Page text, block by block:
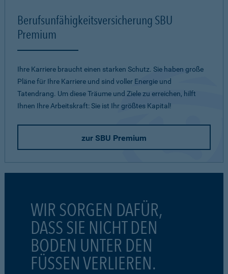
Berufsunfähigkeitsversicherung SBU
Premium
Ihre Karriere braucht einen starken Schutz. Sie haben große
Pläne für Ihre Karriere und sind voller Energie und
Tatendrang. Um diese Träume und Ziele zu erreichen, hilft
Ihnen Ihre Arbeitskraft: Sie ist Ihr größtes Kapital!
zur SBU Premium
WIR SORGEN DAFÜR,
DASS SIE NICHT DEN
BODEN UNTER DEN
FÜSSEN VERLIEREN.